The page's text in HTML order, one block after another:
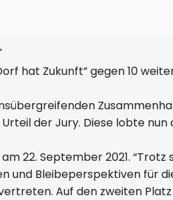
hat Zukunft” gegen 10
der Jury. Diese lobte
22. September 2021.
Bleibeperspektiven für
Auf den zweiten